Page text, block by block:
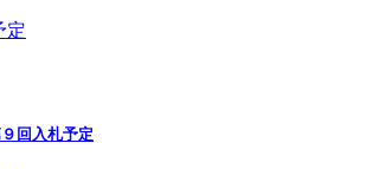
定
回入札予定